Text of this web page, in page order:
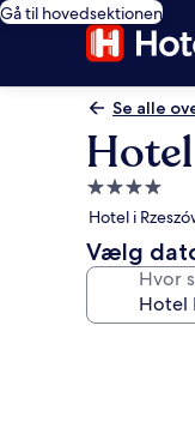
Gå til hovedsektionen
Se alle
4.0-
stjernet
Hotel i
Vælg
Hvor